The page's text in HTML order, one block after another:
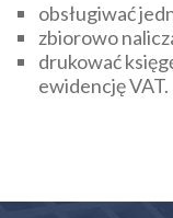
obsługiwać
zbiorowo
drukować
ewidencję VAT.